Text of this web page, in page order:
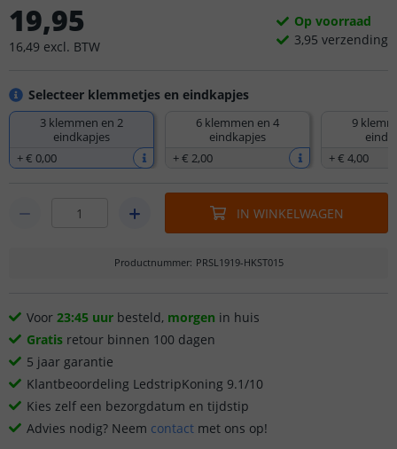
Selecteer klemmetjes en eindkapjes
3 klemmen en 2
eindkapjes
+€ 0,00
6 klemmen en 4
eindkapjes
+€ 2,00
9
+€ 4,00
19,95
16,49 excl. BTW
Op voorraad
3,95 verzending
IN WINKELWAGEN
Productnummer: PRSL1919-HKST015
Voor 23:45 uur besteld, morgen in huis
Gratis retour binnen 100 dagen
5 jaar garantie
Klantbeoordeling LedstripKoning 9.1/10
Kies zelf een bezorgdatum en tijdstip
Advies nodig? Neem contact met ons op!